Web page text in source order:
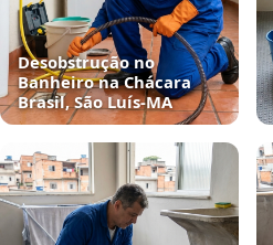
Desobstrução no
Banheiro na Chácara
Brasil, São Luís‑MA